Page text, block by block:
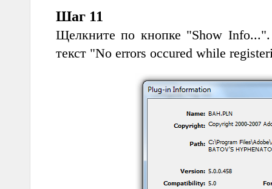
Шаг 11
Щелкните по кнопке "Show
текст "No errors occured while